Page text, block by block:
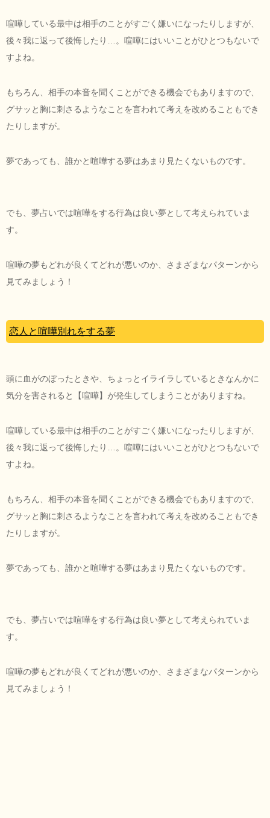
喧嘩している最中は相手のことがすごく嫌いになったりしますが、
後々我に返って後悔したり…。喧嘩にはいいことがひとつもないで
すよね。
もちろん、相手の本音を聞くことができる機会でもありますので、
グサッと胸に刺さるようなことを言われて考えを改めることもでき
たりしますが。
夢であっても、誰かと喧嘩する夢はあまり見たくないものです。
でも、夢占いでは喧嘩をする行為は良い夢として考えられていま
す。
喧嘩の夢もどれが良くてどれが悪いのか、さまざまなパターンから
見てみましょう！
恋人と喧嘩別れをする夢
頭に血がのぼったときや、ちょっとイライラしているときなんかに
気分を害されると【喧嘩】が発生してしまうことがありますね。
喧嘩している最中は相手のことがすごく嫌いになったりしますが、
後々我に返って後悔したり…。喧嘩にはいいことがひとつもないで
すよね。
もちろん、相手の本音を聞くことができる機会でもありますので、
グサッと胸に刺さるようなことを言われて考えを改めることもでき
たりしますが。
夢であっても、誰かと喧嘩する夢はあまり見たくないものです。
でも、夢占いでは喧嘩をする行為は良い夢として考えられていま
す。
喧嘩の夢もどれが良くてどれが悪いのか、さまざまなパターンから
見てみましょう！